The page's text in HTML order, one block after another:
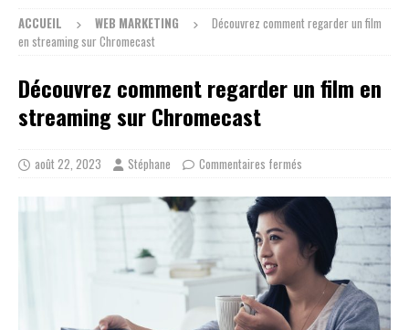
ACCUEIL WEB MARKETING
Découvrez comment regarder un film
en streaming sur Chromecast
Découvrez comment regarder un film en
streaming sur Chromecast
août 22, 2023 Stéphane Commentaires fermés